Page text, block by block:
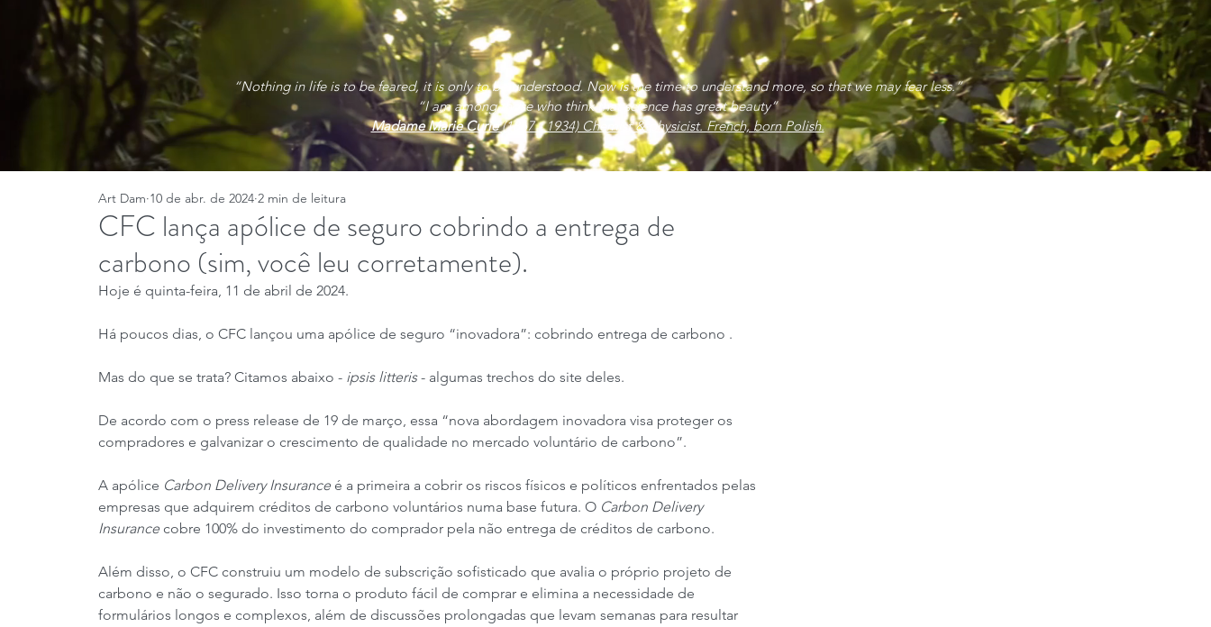
CFC lança apólice de seguro cobrindo a entrega de
carbono (sim, você leu corretamente).
Art Dam 10 de abr. de 2024 2 min de leitura
Hoje é quinta-feira, 11 de abril de 2024.
Há poucos dias, o CFC lançou uma apólice de seguro “inovadora”: cobrindo entrega de carbono .
Mas do que se trata? Citamos abaixo - ipsis litteris - algumas trechos do site deles.
De acordo com o press release de 19 de março, essa “nova abordagem inovadora visa proteger os
compradores e galvanizar o crescimento de qualidade no mercado voluntário de carbono”.
A apólice Carbon Delivery Insurance é a primeira a cobrir os riscos físicos e políticos enfrentados pelas
empresas que adquirem créditos de carbono voluntários numa base futura. O Carbon Delivery
Insurance cobre 100% do investimento do comprador pela não entrega de créditos de carbono.
Além disso, o CFC construiu um modelo de subscrição sofisticado que avalia o próprio projeto de
carbono e não o segurado. Isso torna o produto fácil de comprar e elimina a necessidade de
formulários longos e complexos, além de discussões prolongadas que levam semanas para resultar
“Nothing in life is to be feared, it is only to be understood. Now is the time to understand more, so that we may fear less.”
“I am among those who think that science has great beauty”
Madame Marie Curie(1867 - 1934) Chemist & physicist. French, born Polish.